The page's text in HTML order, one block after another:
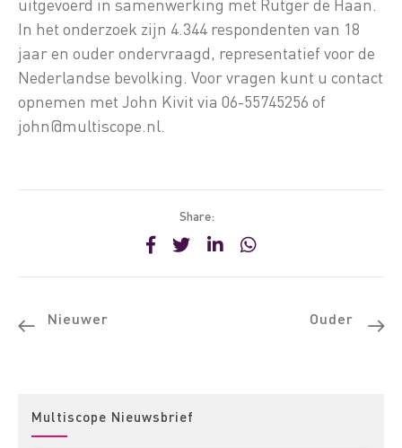
uitgevoerd in samenwerking met Rutger de Haan.
In het onderzoek zijn 4.344 respondenten van 18
jaar en ouder ondervraagd, representatief voor de
Nederlandse bevolking. Voor vragen kunt u contact
opnemen met John Kivit via 06-55745256 of
john@multiscope.nl.
Share:
Nieuwer Ouder
Multiscope Nieuwsbrief